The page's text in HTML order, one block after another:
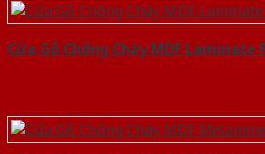
Cửa Gỗ Chống Cháy MDF Laminate